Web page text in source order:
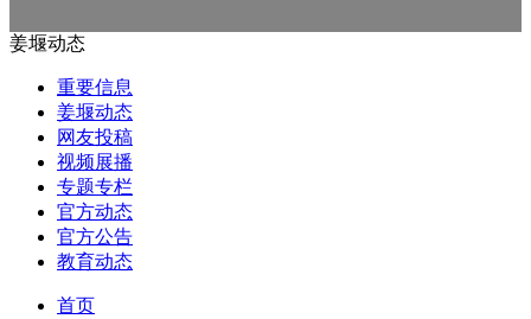
姜堰动态
重要信息
姜堰动态
网友投稿
视频展播
专题专栏
官方动态
官方公告
教育动态
首页